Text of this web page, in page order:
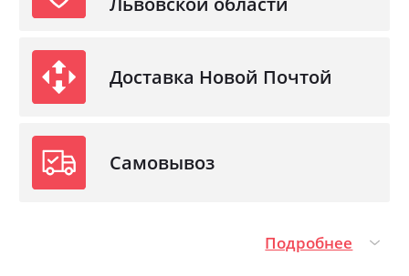
Доставка Новой Почтой
Самовывоз
Подробнее